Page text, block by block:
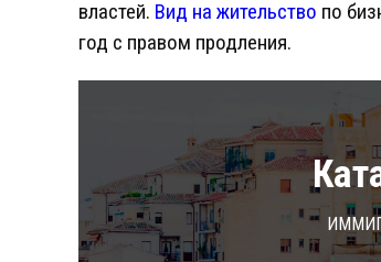
властей. Вид на жительство по
год с правом продления.